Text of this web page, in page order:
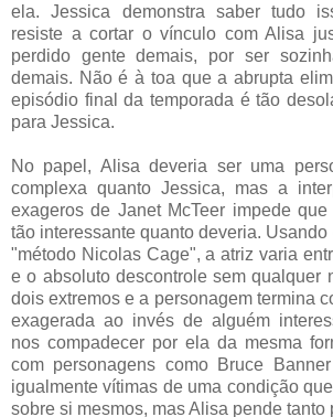
ela. Jessica demonstra saber tudo
resiste a cortar o vínculo com Alisa
perdido gente demais, por ser
demais. Não é à toa que a abrupta
episódio final da temporada é tão
para Jessica.
No papel, Alisa deveria ser uma
complexa quanto Jessica, mas a
exageros de Janet McTeer impede
tão interessante quanto deveria.
"método Nicolas Cage", a atriz varia
e o absoluto descontrole sem qualquer
dois extremos e a personagem termina
exagerada ao invés de alguém
nos compadecer por ela da mesma
com personagens como Bruce
igualmente vítimas de uma condição
sobre si mesmos, mas Alisa pende tanto